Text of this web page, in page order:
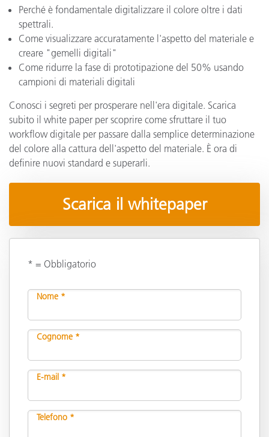
Perché è fondamentale digitalizzare il colore oltre i dati
spettrali.
Come visualizzare accuratamente l'aspetto del materiale e
creare "gemelli digitali"
Come ridurre la fase di prototipazione del 50% usando
campioni di materiali digitali
Conosci i segreti per prosperare nell'era digitale. Scarica
subito il white paper per scoprire come sfruttare il tuo
workflow digitale per passare dalla semplice determinazione
del colore alla cattura dell'aspetto del materiale. È ora di
definire nuovi standard e superarli.
Scarica il whitepaper
* = Obbligatorio
Nome *
Cognome *
E-mail *
Telefono *